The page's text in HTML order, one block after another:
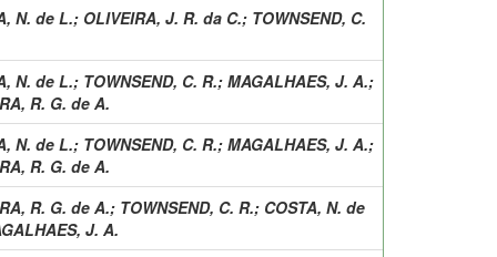
N. de L.; OLIVEIRA, J. R. da C.; TOWNSEND, C.
N. de L.; TOWNSEND, C. R.; MAGALHAES, J. A.;
R. G. de A.
N. de L.; TOWNSEND, C. R.; MAGALHAES, J. A.;
R. G. de A.
R. G. de A.; TOWNSEND, C. R.; COSTA, N. de
J. A.